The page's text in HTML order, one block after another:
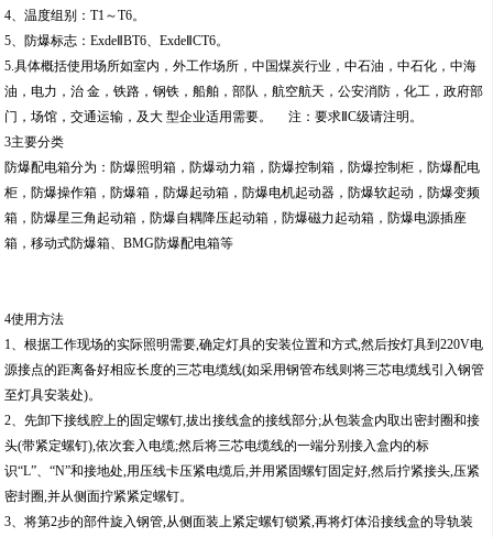
4、温度组别：T1～T6。
5、防爆标志：ExdeⅡBT6、ExdeⅡCT6。
5.具体概括使用场所如室内，外工作场所，中国煤炭行业，中石油，中石化，中海
油，电力，治 金，铁路，钢铁，船舶，部队，航空航天，公安消防，化工，政府部
门，场馆，交通运输，及大 型企业适用需要。 注：要求ⅡC级请注明。
3主要分类
防爆配电箱分为：防爆照明箱，防爆动力箱，防爆控制箱，防爆控制柜，防爆配电
柜，防爆操作箱，防爆箱，防爆起动箱，防爆电机起动器，防爆软起动，防爆变频
箱，防爆星三角起动箱，防爆自耦降压起动箱，防爆磁力起动箱，防爆电源插座
箱，移动式防爆箱、BMG防爆配电箱等
4使用方法
1、根据工作现场的实际照明需要,确定灯具的安装位置和方式,然后按灯具到220V电
源接点的距离备好相应长度的三芯电缆线(如采用钢管布线则将三芯电缆线引入钢管
至灯具安装处)。
2、先卸下接线腔上的固定螺钉,拔出接线盒的接线部分;从包装盒内取出密封圈和接
头(带紧定螺钉),依次套入电缆;然后将三芯电缆线的一端分别接入盒内的标
识“L”、“N”和接地处,用压线卡压紧电缆后,并用紧固螺钉固定好,然后拧紧接头,压紧
密封圈,并从侧面拧紧紧定螺钉。
3、将第2步的部件旋入钢管,从侧面装上紧定螺钉锁紧,再将灯体沿接线盒的导轨装